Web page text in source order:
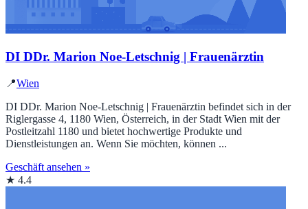
DI DDr. Marion Noe-Letschnig | Frauenärztin
📍Wien
DI DDr. Marion Noe-Letschnig | Frauenärztin befindet sich in der
Riglergasse 4, 1180 Wien, Österreich, in der Stadt Wien mit der
Postleitzahl 1180 und bietet hochwertige Produkte und
Dienstleistungen an. Wenn Sie möchten, können ...
Geschäft ansehen »
★ 4.4